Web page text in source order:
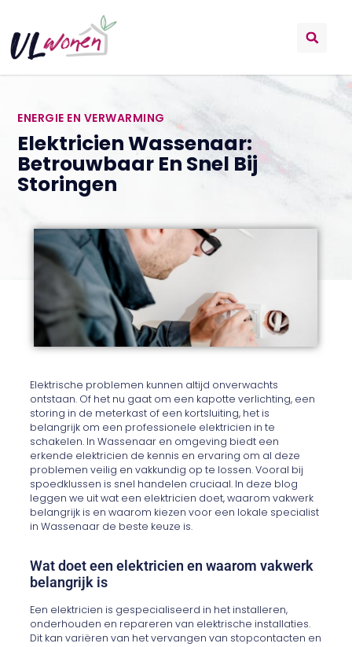
ENERGIE EN VERWARMING
Elektricien Wassenaar:
Betrouwbaar En Snel Bij
Storingen
Elektrische problemen kunnen altijd onverwachts
ontstaan. Of het nu gaat om een kapotte verlichting, een
storing in de meterkast of een kortsluiting, het is
belangrijk om een professionele elektricien in te
schakelen. In Wassenaar en omgeving biedt een
erkende elektricien de kennis en ervaring om al deze
problemen veilig en vakkundig op te lossen. Vooral bij
spoedklussen is snel handelen cruciaal. In deze blog
leggen we uit wat een elektricien doet, waarom vakwerk
belangrijk is en waarom kiezen voor een lokale specialist
in Wassenaar de beste keuze is.
Wat doet een elektricien en waarom vakwerk
belangrijk is
Een elektricien is gespecialiseerd in het installeren,
onderhouden en repareren van elektrische installaties.
Dit kan variëren van het vervangen van stopcontacten en